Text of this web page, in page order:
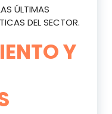
ÚLTIMAS
DEL SECTOR.
Y